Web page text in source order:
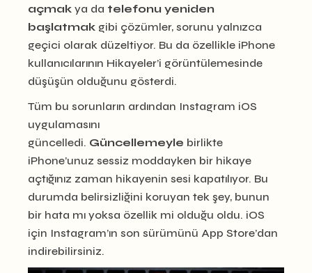
açmakya da telefonu yeniden
başlatmak gibi çözümler, sorunu yalnızca
geçici olarak düzeltiyor. Bu da özellikle iPhone
kullanıcılarının Hikayeler’i görüntülemesinde
düşüşün olduğunu gösterdi.
Tüm bu sorunların ardından Instagram iOS
uygulamasını
güncelledi. Güncellemeyle birlikte
iPhone’unuz sessiz moddayken bir hikaye
açtığınız zaman hikayenin sesi kapatılıyor. Bu
durumda belirsizliğini koruyan tek şey, bunun
bir hata mı yoksa özellik mi olduğu oldu. iOS
için Instagram’ın son sürümünü App Store’dan
indirebilirsiniz.